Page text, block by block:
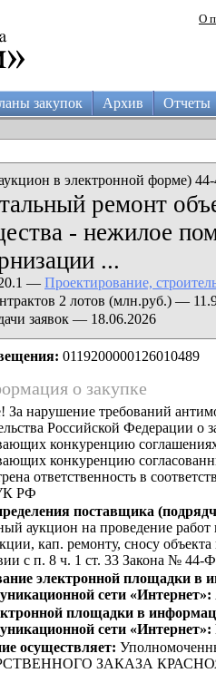
О
закупок Архив Отчеты
в электронной форме)
ремонт
- нежилое
...
— Проектирование,
2 лотов (млн.руб.) —
заявок — 18.06.2026
0119200000126010489
о закупке
За нарушение требований
Российской Федерации о
конкуренцию
конкуренцию
ответственность в
РФ
поставщика
аукцион на проведение работ
кап. ремонту, сносу объекта
с п. 8 ч. 1 ст. 33 Закона № 44-
электронной площадки в
сети «Интернет»:
площадки в
сети «Интернет»:
осуществляет:
ЗАКАЗА